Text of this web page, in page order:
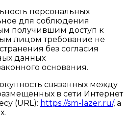
персональных
для соблюдения
получившим доступ к
лицом требование не
без согласия
данных
основания.
связанных между
в сети Интернет
(URL): https://sm-lazer.ru/, а